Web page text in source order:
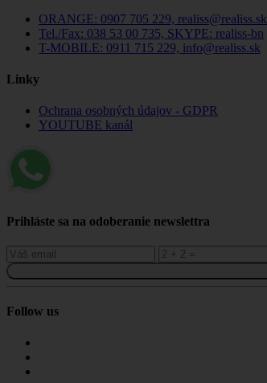
ORANGE: 0907 705 229, realiss@realiss.sk
Tel./Fax: 038 53 00 735, SKYPE: realiss-bn
T-MOBILE: 0911 715 229, info@realiss.sk
Linky
Ochrana osobných údajov - GDPR
YOUTUBE kanál
Prihláste sa na odoberanie newslettra
Follow us